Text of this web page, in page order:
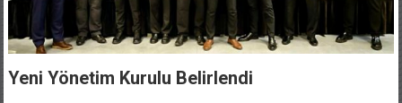
Yeni Yönetim Kurulu Belirlendi